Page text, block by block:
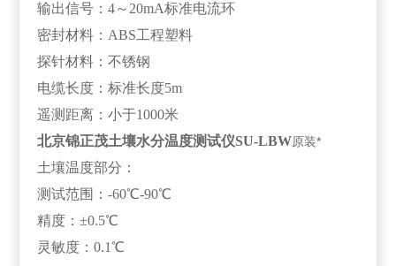
输出信号：4～20mA标准电流环
密封材料：ABS工程塑料
探针材料：不锈钢
电缆长度：标准长度5m
遥测距离：小于1000米
北京锦正茂土壤水分温度测试仪SU-LBW原装*
土壤温度部分：
测试范围：-60℃-90℃
精度：±0.5℃
灵敏度：0.1℃